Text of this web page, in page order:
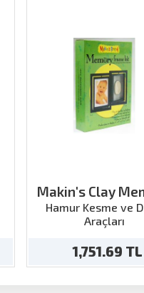
Makin's Clay
Frame Kit
Hamur Kesme ve
Araçları
1,751.69 TL